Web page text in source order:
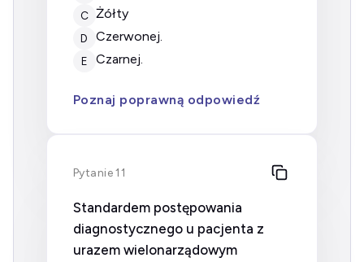
C Żółty
D czerwonej.
E czarnej.
Poznaj poprawną odpowiedź
Pytanie 11
Standardem postępowania
diagnostycznego u pacjenta z
urazem wielonarządowym